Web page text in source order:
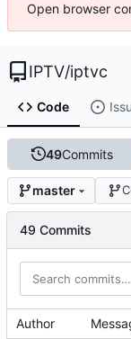
Open browser
IPTV/iptvc
Code
49Commits
master
49 Commits
Author